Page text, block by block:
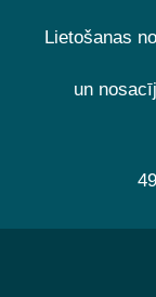
Lietošanas
un